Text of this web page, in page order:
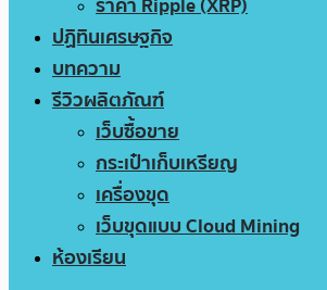
ปฏิทินเศรษฐกิจ
บทความ
รีวิวผลิตภัณฑ์
เว็บซื้อขาย
กระเป๋าเก็บเหรียญ
เครื่องขุด
เว็บขุดแบบ Cloud Mining
ห้องเรียน